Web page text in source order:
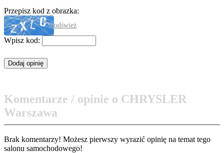
Przepisz kod z obrazka:
odśwież
Wpisz kod:
Komentarze / opinie o CHRYSLER
Warszawa
Brak komentarzy! Możesz pierwszy wyrazić opinię na temat tego
salonu samochodowego!